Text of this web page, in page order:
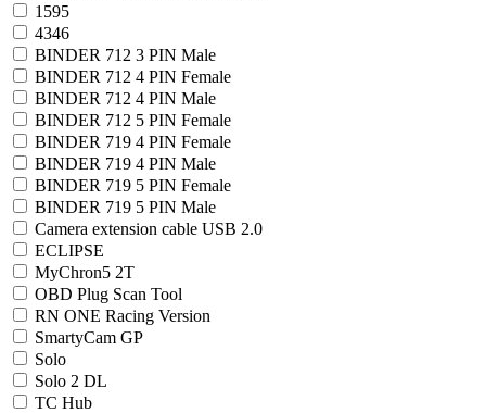
1595
4346
BINDER 712 3 PIN Male
BINDER 712 4 PIN Female
BINDER 712 4 PIN Male
BINDER 712 5 PIN Female
BINDER 719 4 PIN Female
BINDER 719 4 PIN Male
BINDER 719 5 PIN Female
BINDER 719 5 PIN Male
Camera extension cable USB 2.0
ECLIPSE
MyChron5 2T
OBD Plug Scan Tool
RN ONE Racing Version
SmartyCam GP
Solo
Solo 2 DL
TC Hub